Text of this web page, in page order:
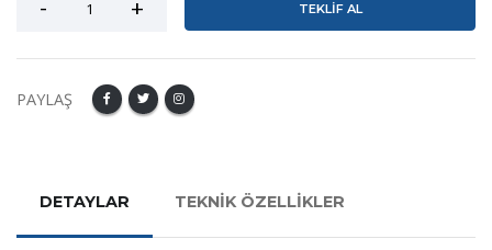
TEKLİF AL
PAYLAŞ
DETAYLAR TEKNİK ÖZELLİKLER